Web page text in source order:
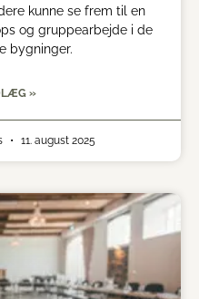
kunne se frem til en
og gruppearbejde i de
bygninger.
»
11. august 2025